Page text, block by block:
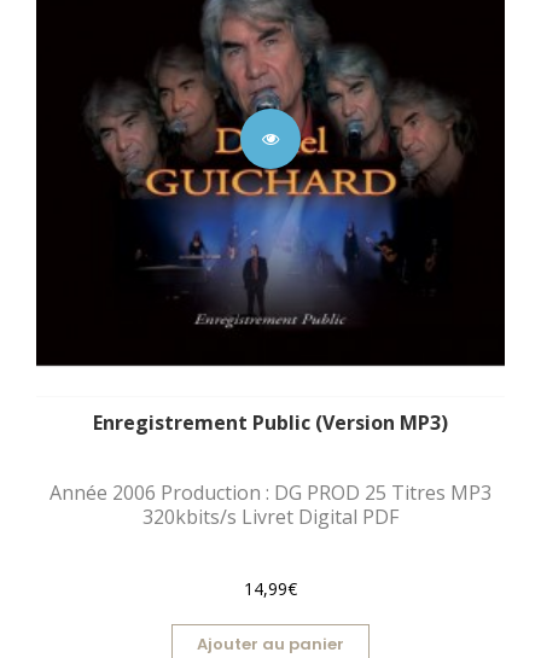
Enregistrement Public (Version MP3)
Année 2006 Production : DG PROD 25 Titres MP3
320kbits/s Livret Digital PDF
14,99€
Ajouter au panier